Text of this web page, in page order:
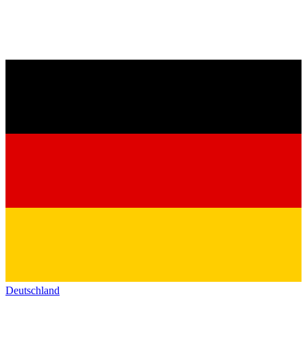
Deutschland